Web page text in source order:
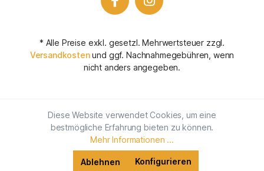
* Alle Preise exkl. gesetzl. Mehrwertsteuer zzgl.
Versandkostenund ggf. Nachnahmegebühren, wenn
nicht anders angegeben.
Diese Website verwendet Cookies, um eine
bestmögliche Erfahrung bieten zu können.
Mehr Informationen ...
Ablehnen Konfigurieren